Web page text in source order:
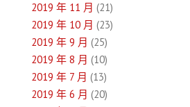
2019 年 11 月 (21)
2019 年 10 月 (23)
2019 年 9 月 (25)
2019 年 8 月 (10)
2019 年 7 月 (13)
2019 年 6 月 (20)